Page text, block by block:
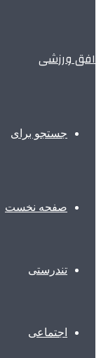
افق ورزشی
جستجو برای
صفحه نخست
تندرستی
اجتماعی